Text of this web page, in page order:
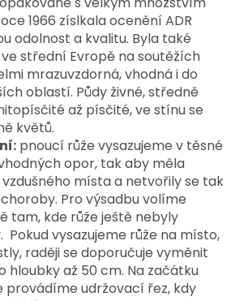
1966 zíslkala ocenění ADR
odolnost a kvalitu. Byla také
střední Evropě na soutěžích
mrazuvzdorná, vhodná i do
oblastí. Půdy živné, středně
až písčité, ve stínu se
květů.
pnoucí růže vysazujeme v těsné
opor, tak aby měla
místa a netvořily se tak
Pro výsadbu volíme
tam, kde růže ještě nebyly
Pokud vysazujeme růže na místo,
raději se doporučuje vyměnit
hloubky až 50 cm. Na začátku
provádíme udržovací řez, kdy